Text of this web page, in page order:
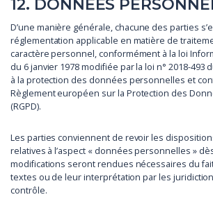
12. DONNEES
D’une manière générale, chacune des parties
réglementation applicable en matière de
caractère personnel, conformément à la loi
du 6 janvier 1978 modifiée par la loi n° 2018-493
à la protection des données personnelles et
Règlement européen sur la Protection des
(RGPD).
Les parties conviennent de revoir les
relatives à l’aspect « données personnelles »
modifications seront rendues nécessaires du
textes ou de leur interprétation par les
contrôle.